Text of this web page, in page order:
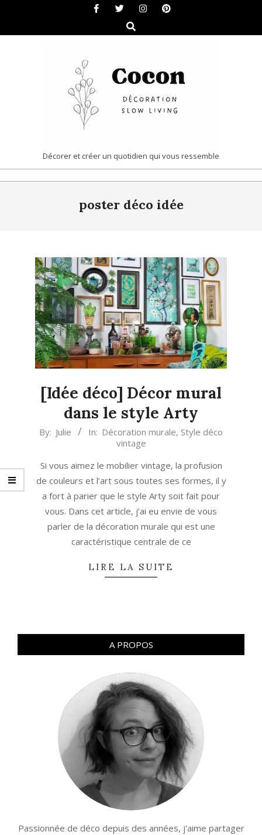
content
Search
COCON
|
DÉCORATION
LIVING
Décorer et créer un quotidien qui vous ressemble
poster déco idée
[Idée déco] Décor mural
dans le style Arty
2020-
21
By: Julie In: Décoration murale, Style déco
vintage
Si vous aimez le mobilier vintage, la profusion
de couleurs et l’art sous toutes ses formes, il y
a fort à parier que le style Arty soit fait pour
vous. Dans cet article, j’ai eu envie de vous
parler de la décoration murale qui est une
caractéristique centrale de ce
LIRE LA SUITE
A PROPOS
Passionnée de déco depuis des années, j'aime partager